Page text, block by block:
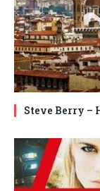
Steve Berry –